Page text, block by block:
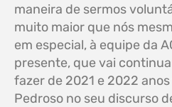
maneira de sermos
muito maior que nós
em especial, à equipe da
presente, que vai
fazer de 2021 e 2022
Pedroso no seu discurso